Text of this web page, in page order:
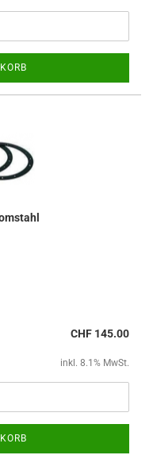
CHF 145.00
inkl. 8.1% MwSt.